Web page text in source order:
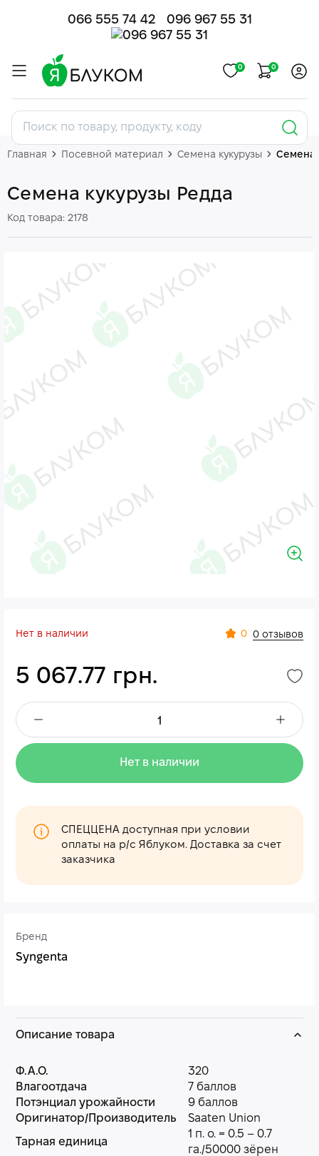
066 555 74 42 096 967 55 31
0 0
Главная Посевной материал Семена кукурузы Семена
Семена кукурузы Редда
Код товара: 2178
Бренд
Syngenta
Нет в наличии 0 0 отзывов
5 067.77 грн.
Нет в наличии
СПЕЦЦЕНА доступная при условии
оплаты на р/с Яблуком. Доставка за счет
заказчика
Описание товара
Ф.А.О.
320
Влагоотдача
7 баллов
Потэнциал урожайности
9 баллов
Оригинатор/Производитель
Saaten Union
Тарная единица
1 п. о. = 0.5 – 0.7
га./50000 зёрен